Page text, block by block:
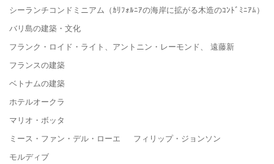
シーランチコンドミニアム（ｶﾘﾌｫﾙﾆｱの海岸に拡がる木造のｺﾝﾄﾞﾐﾆｱﾑ）
バリ島の建築・文化
フランク・ロイド・ライト、アントニン・レーモンド、 遠藤新
フランスの建築
ベトナムの建築
ホテルオークラ
マリオ・ボッタ
ミース・ファン・デル・ローエ フィリップ・ジョンソン
モルディブ